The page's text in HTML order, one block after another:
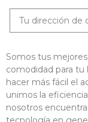
Somos tus
comodidad para tu
hacer más fácil el
unimos la
nosotros